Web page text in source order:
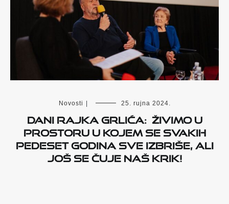
Novosti 25. rujna 2024.
DANI RAJKA GRLIĆA: ŽIVIMO U
PROSTORU U KOJEM SE SVAKIH
PEDESET GODINA SVE IZBRIŠE, ALI
JOŠ SE ČUJE NAŠ KRIK!